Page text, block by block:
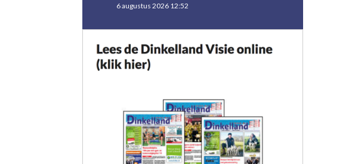
6 augustus 2026 12:52